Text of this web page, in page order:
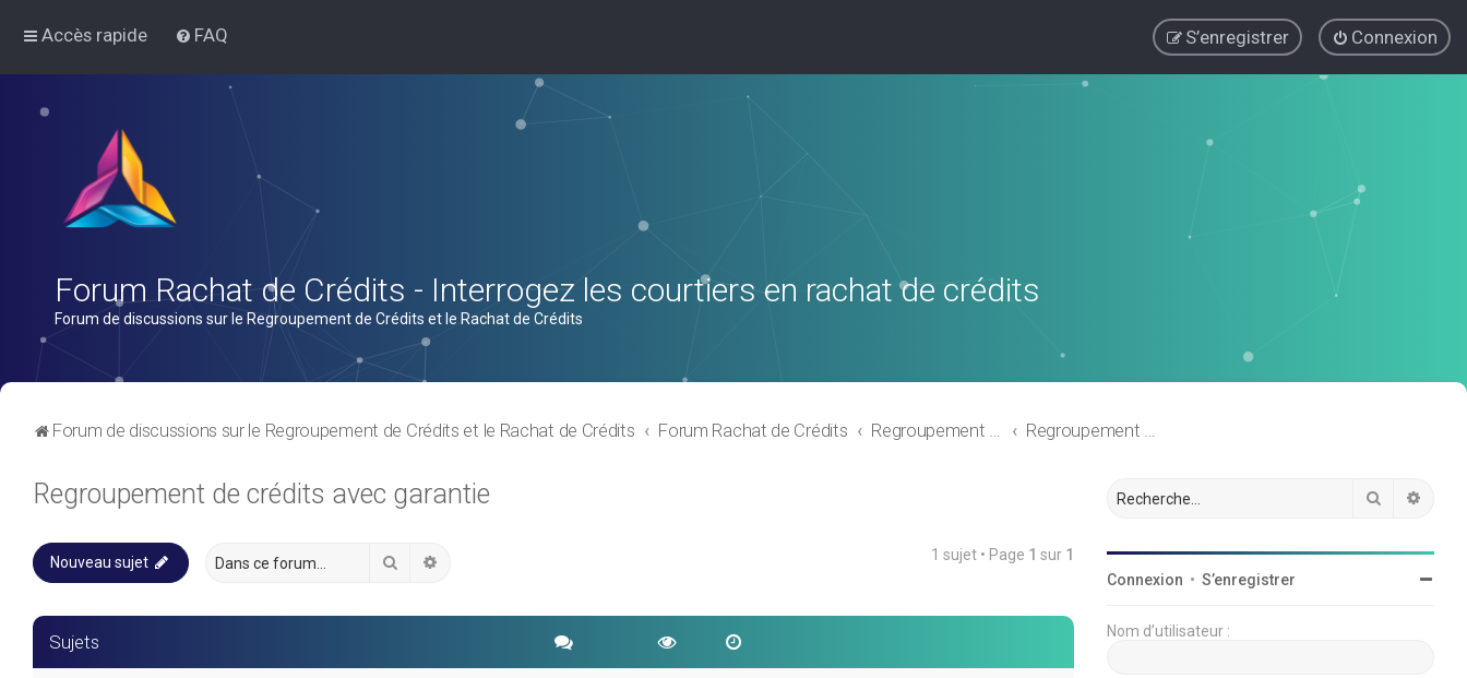
Accès rapide FAQ Connexion
S’enregistrer
Forum Rachat de Crédits - Interrogez les courtiers en rachat de crédits
Forum de discussions sur le Regroupement de Crédits et le Rachat de Crédits
Forum de discussions sur le Regroupement de Crédits et le Rachat de Crédits Forum Rachat de Crédits Regroupement de crédits ou Rachat de Crédits pour Propriétaire Regroupement de crédits avec garantie
Regroupement de crédits avec garantie
Nouveau sujet Rechercher 1 sujet • Page 1 sur 1
Sujets
Rechercher
Connexion • S’enregistrer
Nom d’utilisateur :